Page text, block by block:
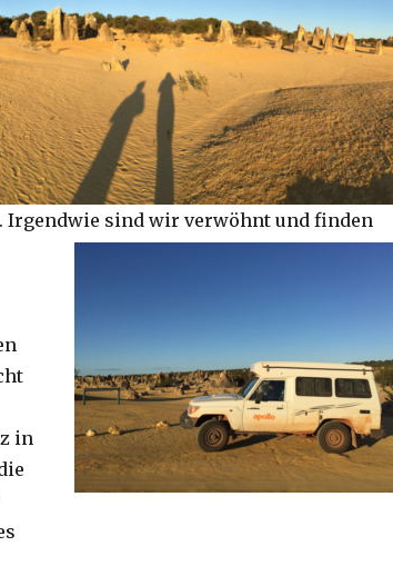
Irgendwie sind wir verwöhnt und finden
in